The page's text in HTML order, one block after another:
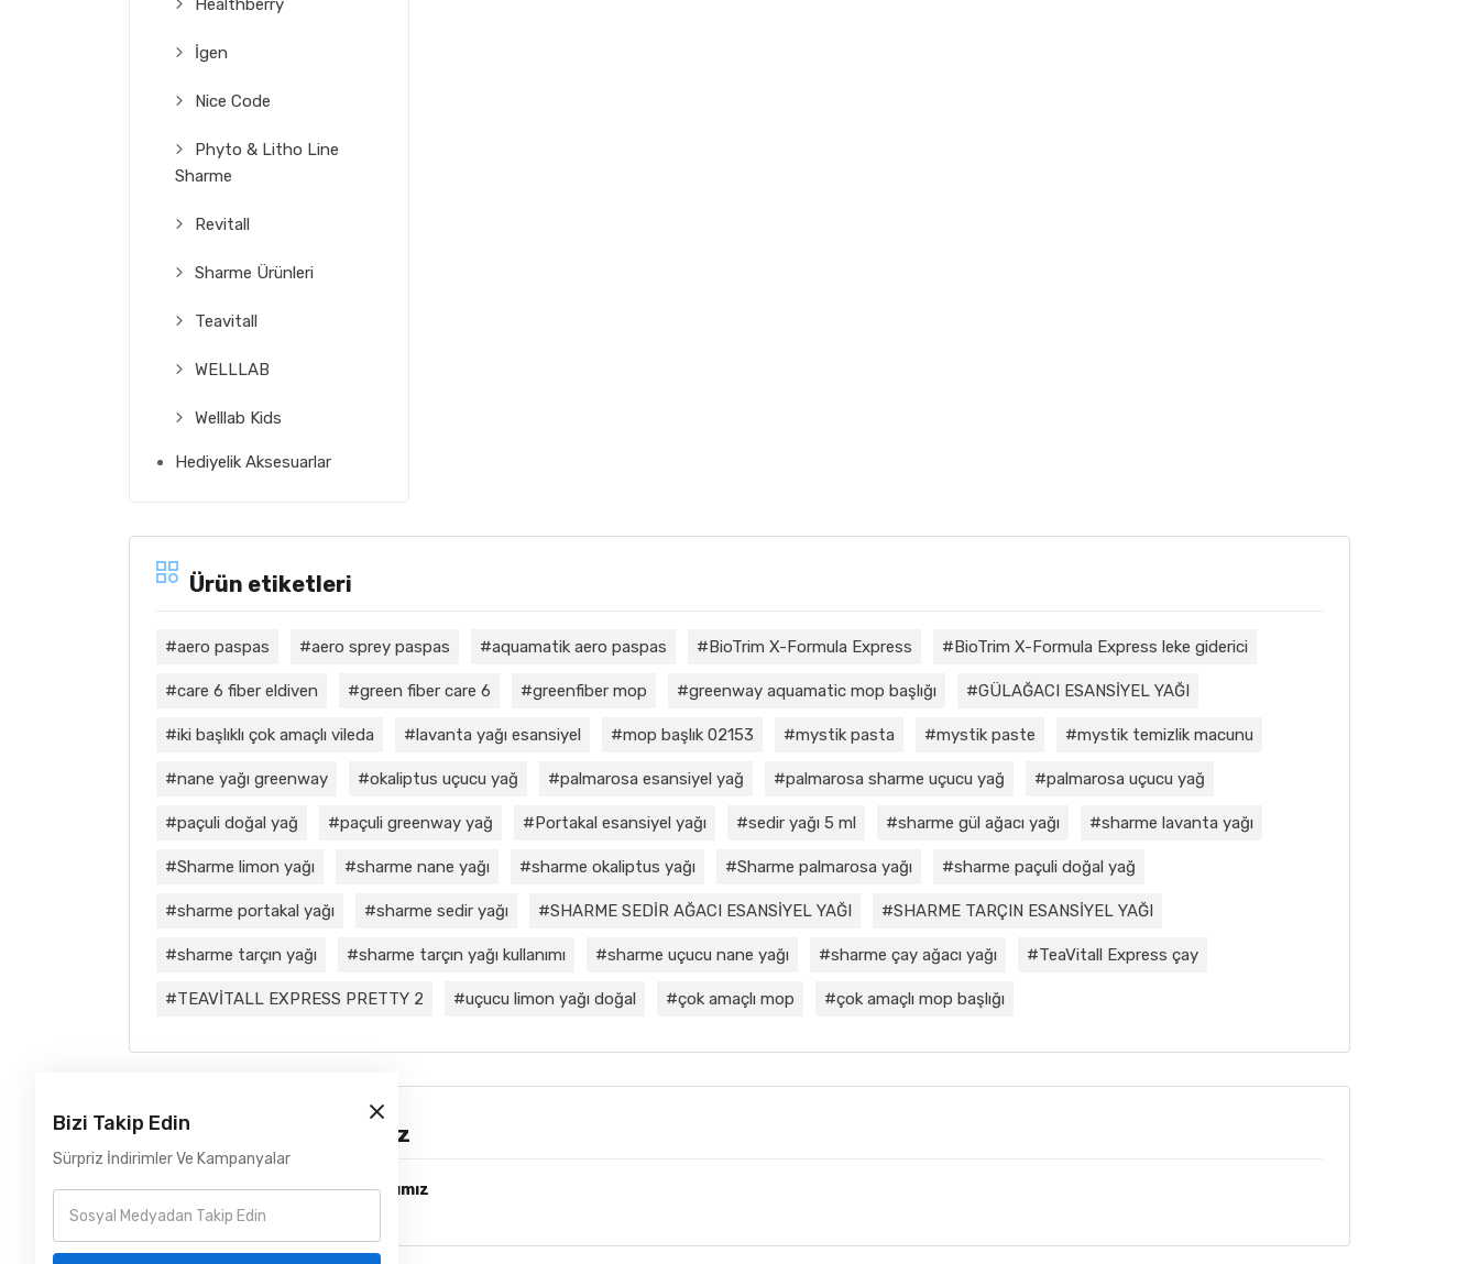
Healthberry
İgen
Nice Code
Phyto & Litho Line
Sharme
Revitall
Sharme Ürünleri
Teavitall
WELLLAB
Welllab Kids
Hediyelik Aksesuarlar
Bizi Takip Edin
Sürpriz İndirimler Ve Kampanyalar
Ürün etiketleri
aero paspas aero sprey paspas aquamatik aero paspas BioTrim X-Formula Express BioTrim X-Formula Express leke giderici
care 6 fiber eldiven green fiber care 6 greenfiber mop greenway aquamatic mop başlığı GÜLAĞACI ESANSİYEL YAĞI
iki başlıklı çok amaçlı vileda lavanta yağı esansiyel mop başlık 02153 mystik pasta mystik paste mystik temizlik macunu
nane yağı greenway okaliptus uçucu yağ palmarosa esansiyel yağ palmarosa sharme uçucu yağ palmarosa uçucu yağ
paçuli doğal yağ paçuli greenway yağ Portakal esansiyel yağı sedir yağı 5 ml sharme gül ağacı yağı sharme lavanta yağı
Sharme limon yağı sharme nane yağı sharme okaliptus yağı Sharme palmarosa yağı sharme paçuli doğal yağ
sharme portakal yağı sharme sedir yağı SHARME SEDİR AĞACI ESANSİYEL YAĞI SHARME TARÇIN ESANSİYEL YAĞI
sharme tarçın yağı sharme tarçın yağı kullanımı sharme uçucu nane yağı sharme çay ağacı yağı TeaVitall Express çay
TEAVİTALL EXPRESS PRETTY 2 uçucu limon yağı doğal çok amaçlı mop çok amaçlı mop başlığı
Çözüm Ortaklarımız
Lojistik ve Kurye Çözüm Ortağımız